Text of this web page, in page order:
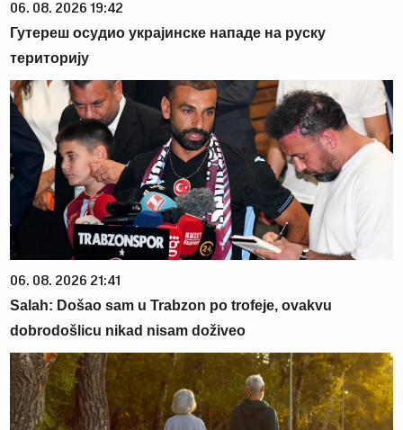
06. 08. 2026 19:42
Гутереш осудио украјинске нападе на руску
територију
06. 08. 2026 21:41
Salah: Došao sam u Trabzon po trofeje, ovakvu
dobrodošlicu nikad nisam doživeo